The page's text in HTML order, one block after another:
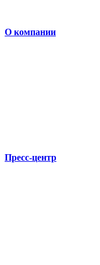
О компании
Пресс-центр